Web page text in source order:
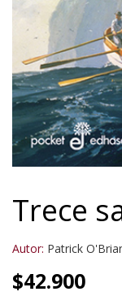
Trece
Autor: Patrick
$42.900